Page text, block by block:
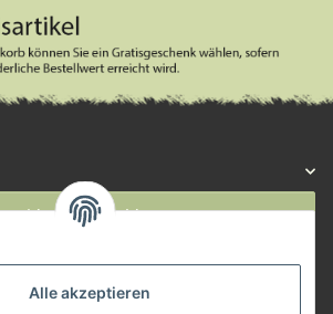
Alle akzeptieren
Widerruf anmelden